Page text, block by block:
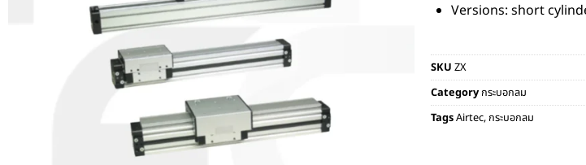
Versions: short
SKU ZX
Category กระบอกลม
TagsAirtec, กระบอกลม